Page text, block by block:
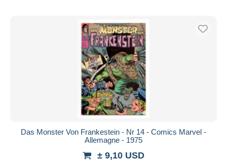
Das Monster Von Frankestein - Nr 14 - Comics Marvel -
Allemagne - 1975
± 9,10 USD